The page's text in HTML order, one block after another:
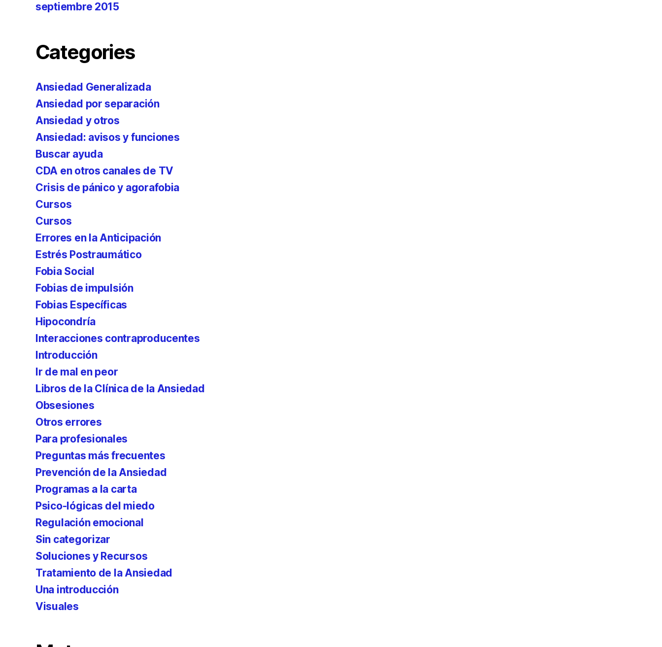
septiembre 2015
Categories
Ansiedad Generalizada
Ansiedad por separación
Ansiedad y otros
Ansiedad: avisos y funciones
Buscar ayuda
CDA en otros canales de TV
Crisis de pánico y agorafobia
Cursos
Cursos
Errores en la Anticipación
Estrés Postraumático
Fobia Social
Fobias de impulsión
Fobias Específicas
Hipocondría
Interacciones contraproducentes
Introducción
Ir de mal en peor
Libros de la Clínica de la Ansiedad
Obsesiones
Otros errores
Para profesionales
Preguntas más frecuentes
Prevención de la Ansiedad
Programas a la carta
Psico-lógicas del miedo
Regulación emocional
Sin categorizar
Soluciones y Recursos
Tratamiento de la Ansiedad
Una introducción
Visuales